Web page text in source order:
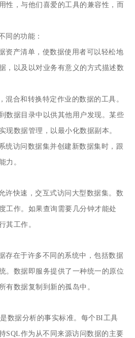
性，与他们喜爱的工具的兼容性，而
同的功能：
资产清单，使数据使用者可以轻松地
，以及以对业务有意义的方式描述数
混合和转换特定作业的数据的工具。
数据目录中以供其他用户发现。某些
现数据管理，以最小化数据副本。
统访问数据集并创建新数据集时，跟
力。
许快速，交互式访问大型数据集。数
工作。如果查询需要几分钟才能处
其工作。
存在于许多不同的系统中，包括数据
。数据即服务提供了一种统一的原位
有数据复制到新的孤岛中。
数据分析的事实标准。每个BI工具
SQL作为从不同来源访问数据的主要